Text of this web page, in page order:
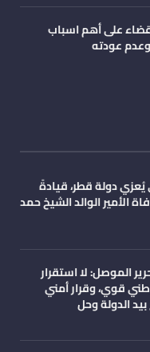
على أهم اسباب
عودته
دولة قطر، قيادةً
الأمير الوالد الشيخ حمد
الموصل: لا استقرار
قوي، وقرار أمني
الدولة وحل